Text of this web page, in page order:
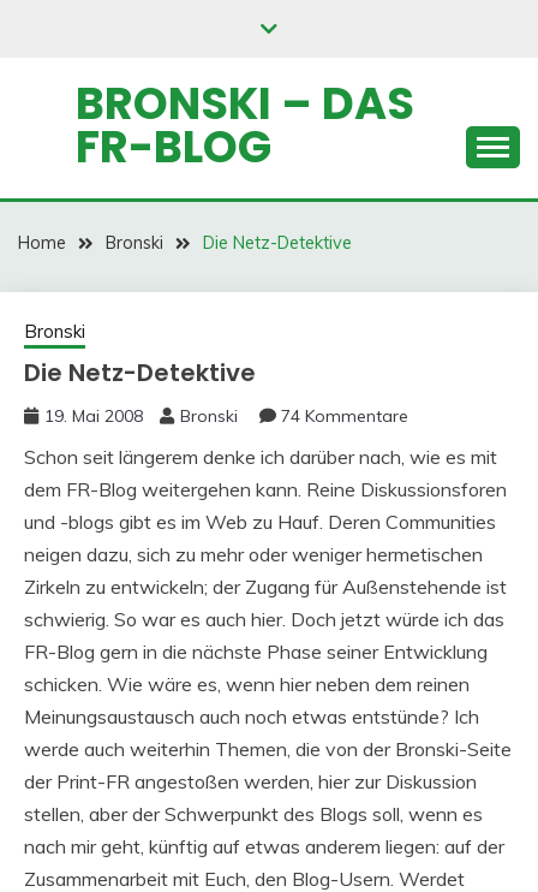
BRONSKI – DAS
FR-BLOG
Home Bronski Die Netz-Detektive
Bronski
Die Netz-Detektive
19. Mai 2008 Bronski 74 Kommentare
Schon seit längerem denke ich darüber nach, wie es mit
dem FR-Blog weitergehen kann. Reine Diskussionsforen
und -blogs gibt es im Web zu Hauf. Deren Communities
neigen dazu, sich zu mehr oder weniger hermetischen
Zirkeln zu entwickeln; der Zugang für Außenstehende ist
schwierig. So war es auch hier. Doch jetzt würde ich das
FR-Blog gern in die nächste Phase seiner Entwicklung
schicken. Wie wäre es, wenn hier neben dem reinen
Meinungsaustausch auch noch etwas entstünde? Ich
werde auch weiterhin Themen, die von der Bronski-Seite
der Print-FR angestoßen werden, hier zur Diskussion
stellen, aber der Schwerpunkt des Blogs soll, wenn es
nach mir geht, künftig auf etwas anderem liegen: auf der
Zusammenarbeit mit Euch, den Blog-Usern. Werdet